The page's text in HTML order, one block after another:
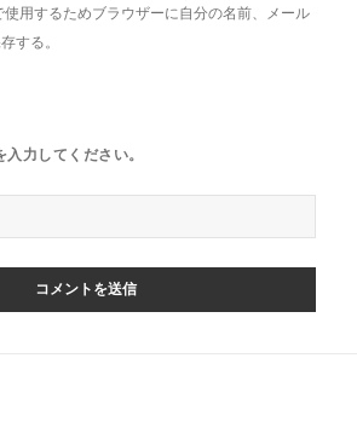
用するためブラウザーに自分の名前、メール
する。
力してください。